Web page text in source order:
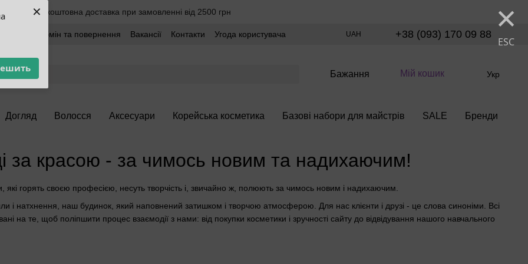
× ×
ESC
Безкоштовна доставка при замовленні від 2500 грн
Обмін та повернення Вакансії Контакти
Угода користувача
UAH +38 (093) 170 09 88
Бажання Мій кошик Укр
Догляд Волосся Аксесуари Корейська косметика Базові набори для майстрів SALE Бренди
за красою - за чимось новим та надихаючим!
які горять своєю професією, несуть творчість і, звичайно ж, полюють за чимось новим і надихаючим.
і натхнення, наш будинок, який наповнений затишком і творчою атмосферою. Для нас клієнти і друзі - це слова синоніми. Всі
на те, щоб поліпшити процес взаємодії з нами: від покупки косметики і зручності сайту до відвідування нашого навчального